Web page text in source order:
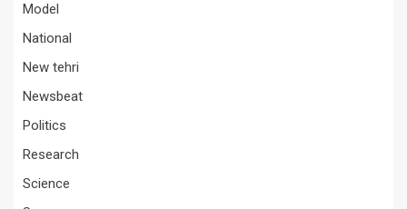
Model
National
New tehri
Newsbeat
Politics
Research
Science